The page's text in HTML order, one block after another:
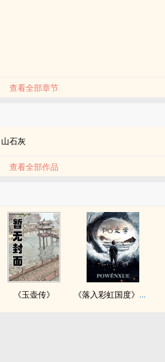
查看全部章节
山石灰
查看全部作品
《玉壶传》 《落入彩虹国度》穿越+西幻+言情